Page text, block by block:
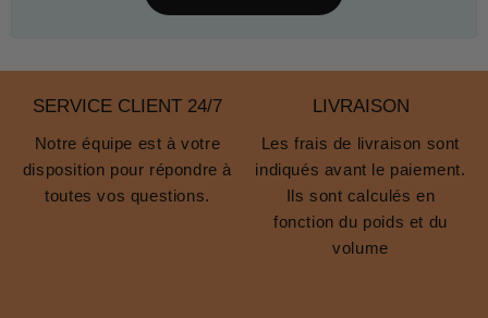
SERVICE CLIENT 24/7
Notre équipe est à votre
disposition pour répondre à
toutes vos questions.
LIVRAISON
Les frais de livraison sont
indiqués avant le paiement.
Ils sont calculés en
fonction du poids et du
volume